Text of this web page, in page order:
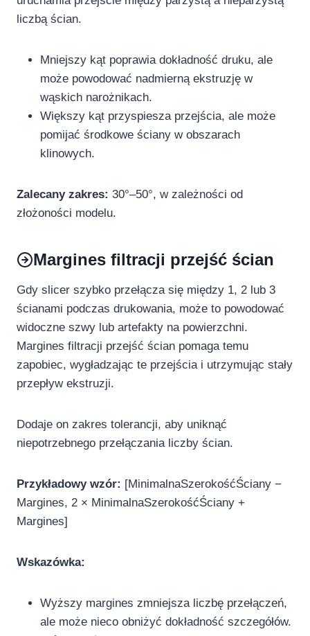
liczbą ścian.
Mniejszy kąt poprawia dokładność druku, ale
może powodować nadmierną ekstruzję w
wąskich narożnikach.
Większy kąt przyspiesza przejścia, ale może
pomijać środkowe ściany w obszarach
klinowych.
Zalecany zakres: 30°–50°, w zależności od
złożoności modelu.
Margines filtracji przejść ścian
Gdy slicer szybko przełącza się między 1, 2 lub 3
ścianami podczas drukowania, może to powodować
widoczne szwy lub artefakty na powierzchni.
Margines filtracji przejść ścian pomaga temu
zapobiec, wygładzając te przejścia i utrzymując stały
przepływ ekstruzji.
Dodaje on zakres tolerancji, aby uniknąć
niepotrzebnego przełączania liczby ścian.
Przykładowy wzór: [MinimalnaSzerokośćŚciany −
Margines, 2 × MinimalnaSzerokośćŚciany +
Margines]
Wskazówka:
Wyższy margines zmniejsza liczbę przełączeń,
ale może nieco obniżyć dokładność szczegółów.